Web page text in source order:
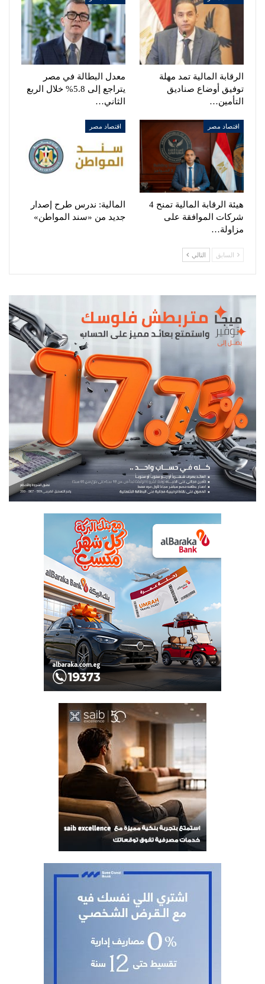
الرقابة المالية تمد مهلة
توفيق أوضاع صناديق
التأمين…
معدل البطالة في مصر
يتراجع إلى 5.8% خلال الربع
الثاني…
اقتصاد مصر
هيئة الرقابة المالية تمنح 4
شركات الموافقة على
مزاولة…
اقتصاد مصر
المالية: ندرس طرح إصدار
جديد من «سند المواطن»
السابق التالي